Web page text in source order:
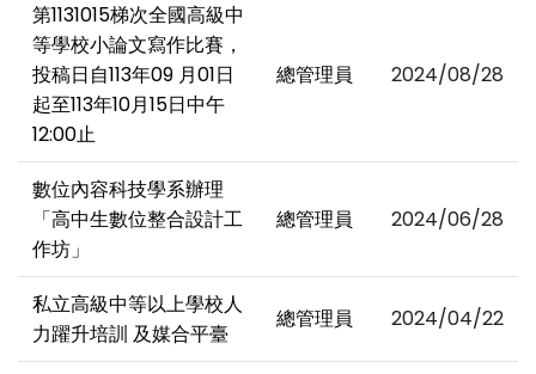
第1131015梯次全國高級中
等學校小論文寫作比賽，
投稿日自113年09 月01日
起至113年10月15日中午
12:00止
總管理員 2024/08/28
數位內容科技學系辦理
「高中生數位整合設計工
作坊」
總管理員 2024/06/28
私立高級中等以上學校人
力躍升培訓 及媒合平臺
總管理員 2024/04/22